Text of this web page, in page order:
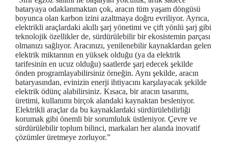
bataryaya odaklanmaktan çok, aracın tüm yaşam döngüsü
boyunca olan karbon izini azaltmaya doğru evriliyor. Ayrıca,
elektrikli araçlardaki akıllı şarj yönetimi ve çift yönlü şarj gibi
teknolojik özellikler de, sürdürülebilir bir ekosistemin parçası
olmanızı sağlıyor. Aracınızı, yenilenebilir kaynaklardan gelen
elektrik miktarının en yüksek olduğu (ya da elektrik
tarifesinin en ucuz olduğu) saatlerde şarj edecek şekilde
önden programlayabilirsiniz örneğin. Aynı şekilde, aracın
bataryasından, evinizin enerji ihtiyacını karşılayacak şekilde
elektrik ödünç alabilirsiniz. Kısaca, bir aracın tasarımı,
üretimi, kullanımı birçok alandaki kaynaktan besleniyor.
Elektrikli araçlar da bu kaynaklardaki sürdürülebilirliği
korumak gibi önemli bir sorumluluk üstleniyor. Çevre ve
sürdürülebilir toplum bilinci, markaları her alanda inovatif
çözümler üretmeye zorluyor.”